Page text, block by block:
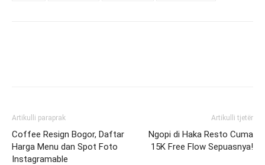
Artikulli paraprak
Coffee Resign Bogor, Daftar
Harga Menu dan Spot Foto
Instagramable
Artikulli tjetër
Ngopi di Haka Resto Cuma
15K Free Flow Sepuasnya!